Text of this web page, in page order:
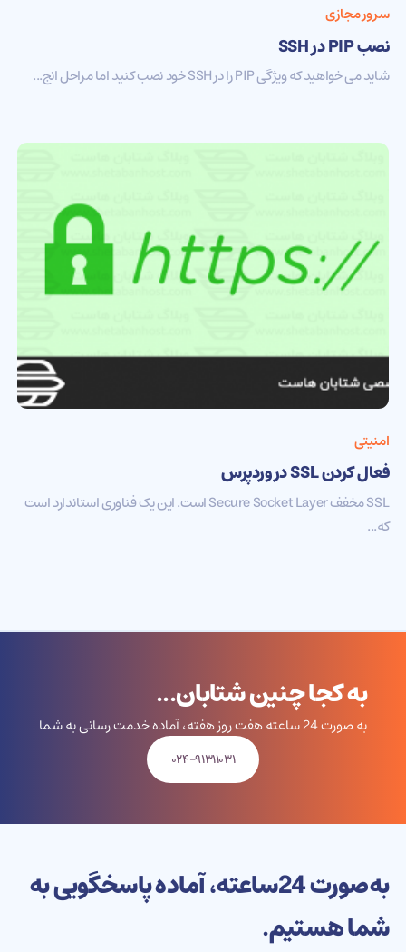
سرور مجازی
نصب PIP در SSH
شاید می خواهید که ویژگی PIP را در SSH خود نصب کنید اما مراحل انج...
امنیتی
فعال کردن SSL در وردپرس
SSL مخفف Secure Socket Layer است. این یک فناوری استاندارد است
که...
به کجا چنین شتابان...
به صورت 24 ساعته هفت روز هفته، آماده خدمت رسانی به شما
۰۲۴-۹۱۳۱۱۰۳۱
به‌صورت 24‌ساعته، آماده پاسخگویی به
شما هستیم.